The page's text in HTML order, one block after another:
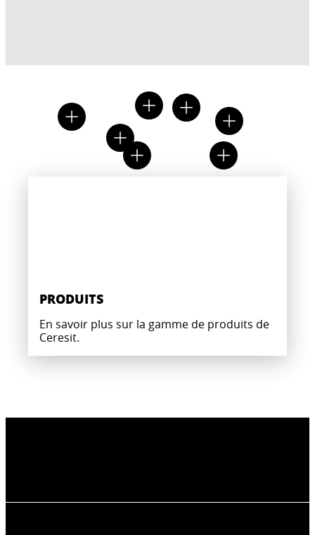
PRODUITS
En savoir plus sur la gamme de produits de
Ceresit.